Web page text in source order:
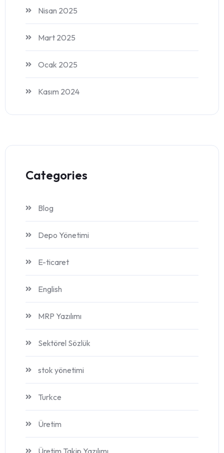
Nisan 2025
Mart 2025
Ocak 2025
Kasım 2024
Categories
Blog
Depo Yönetimi
E-ticaret
English
MRP Yazılımı
Sektörel Sözlük
stok yönetimi
Turkce
Üretim
Üretim Takip Yazılımı